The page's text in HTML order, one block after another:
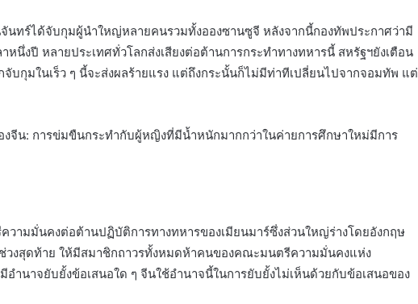
นทร์ได้จับกุมผู้นำใหญ่หลายคนรวมทั้งอองซานซูจี หลังจากนี้กองทัพประกาศว่ามี
หนึ่งปี หลายประเทศทั่วโลกส่งเสียงต่อต้านการกระทำทางทหารนี้ สหรัฐฯยังเตือน
บกุมในเร็ว ๆ นี้จะส่งผลร้ายแรง แต่ถึงกระนั้นก็ไม่มีท่าทีเปลี่ยนไปจากจอมทัพ แต่
งจีน: การข่มขืนกระทำกับผู้หญิงที่มีน้ำหนักมากกว่าในค่ายการศึกษาใหม่มีการ
ามมั่นคงต่อต้านปฏิบัติการทางทหารของเมียนมาร์ซึ่งส่วนใหญ่ร่างโดยอังกฤษ
วงสุดท้าย ให้มีสมาชิกถาวรทั้งหมดห้าคนของคณะมนตรีความมั่นคงแห่ง
อำนาจยับยั้งข้อเสนอใด ๆ จีนใช้อำนาจนี้ในการยับยั้งไม่เห็นด้วยกับข้อเสนอของ